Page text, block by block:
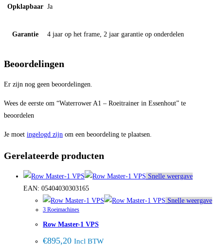
Opklapbaar Ja
Garantie 4 jaar op het frame, 2 jaar garantie op onderdelen
Beoordelingen
Er zijn nog geen beoordelingen.
Wees de eerste om “Waterrower A1 – Roeitrainer in Essenhout” te
beoordelen
Je moet ingelogd zijn om een beoordeling te plaatsen.
Gerelateerde producten
Snelle weergave
EAN: 05404030303165
Snelle weergave
3 Roeimachines
Row Master-1 VPS
€895,20 Incl BTW